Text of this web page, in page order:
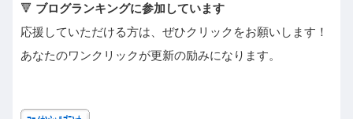
🔻 ブログランキングに参加しています
応援していただける方は、ぜひクリックをお願いします！
あなたのワンクリックが更新の励みになります。